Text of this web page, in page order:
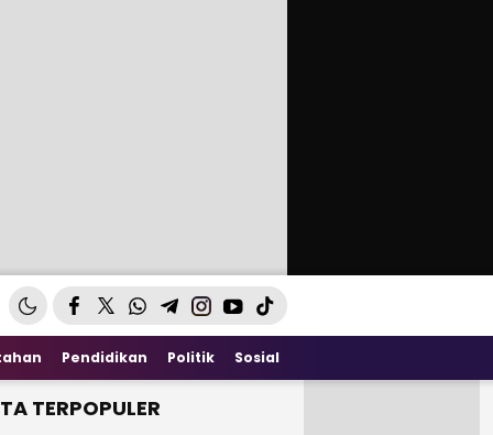
Pendidikan Politik Sosial
TERPOPULER